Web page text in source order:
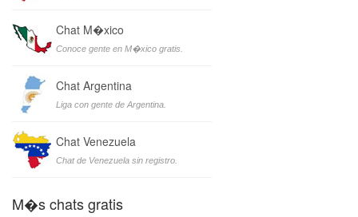
Chat M�xico
Conoce gente en M�xico gratis.
Chat Argentina
Liga con gente de Argentina.
Chat Venezuela
Chat de Venezuela sin registro.
M�s chats gratis